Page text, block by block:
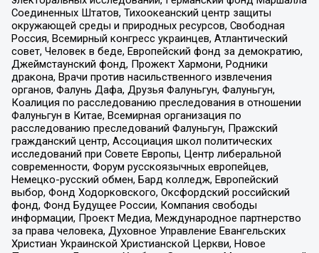
Соединенных Штатов, Тихоокеанский центр защиты
окружающей среды и природных ресурсов, Свободная
Россия, Всемирный конгресс украинцев, Атлантический
совет, Человек в беде, Европейский фонд за демократию,
Джеймстаунский фонд, Прожект Хармони, Родники
дракона, Врачи против насильственного извлечения
органов, Фалунь Дафа, Друзья Фалуньгун, Фалуньгун,
Коалиция по расследованию преследования в отношении
Фалуньгун в Китае, Всемирная организация по
расследованию преследований Фалуньгун, Пражский
гражданский центр, Ассоциация школ политических
исследований при Совете Европы, Центр либеральной
современности, Форум русскоязычных европейцев,
Немецко-русский обмен, Бард колледж, Европейский
выбор, Фонд Ходорковского, Оксфордский российский
фонд, Фонд Будущее России, Компания свободы
информации, Проект Медиа, Международное партнерство
за права человека, Духовное Управление Евангельских
Христиан Украинской Христианской Церкви, Новое